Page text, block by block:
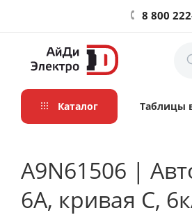
8 800
Каталог Таблицы
A9N61506 |
6А, кривая C,